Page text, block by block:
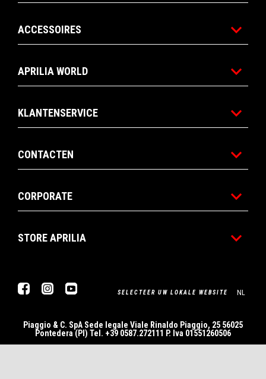
ACCESSOIRES
APRILIA WORLD
KLANTENSERVICE
CONTACTEN
CORPORATE
STORE APRILIA
FacebookInstagram SELECTEER UW LOKALE WEBSITE NL
Piaggio & C. SpA Sede legale Viale Rinaldo Piaggio, 25 56025
Pontedera (PI) Tel. +39 0587.272111 P. Iva 01551260506